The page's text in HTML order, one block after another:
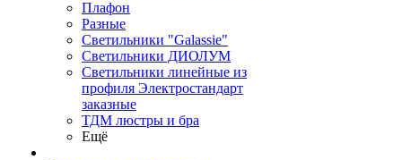
Плафон
Разные
Светильники "Galassie"
Светильники ДИОЛУМ
Светильники линейные из
профиля Электростандарт
заказные
ТДМ люстры и бра
Ещё